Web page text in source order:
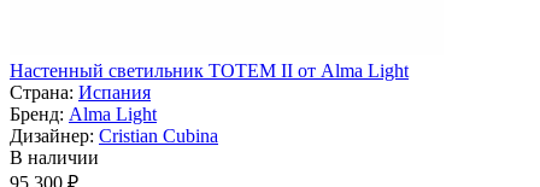
Настенный светильник TOTEM II от Alma Light
Страна: Испания
Бренд: Alma Light
Дизайнер: Cristian Cubina
В наличии